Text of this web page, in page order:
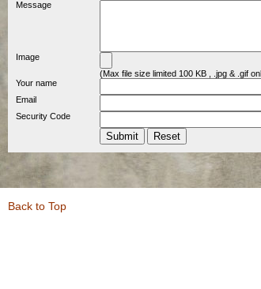
Message
Image
(Max file size limited 100 KB , .jpg & .gif
Your name
Email
Security Code
Back to Top